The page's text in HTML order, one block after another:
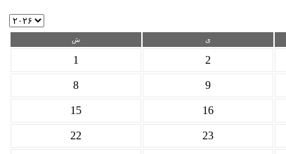
ش ی
1 2
8 9
15 16
22 23